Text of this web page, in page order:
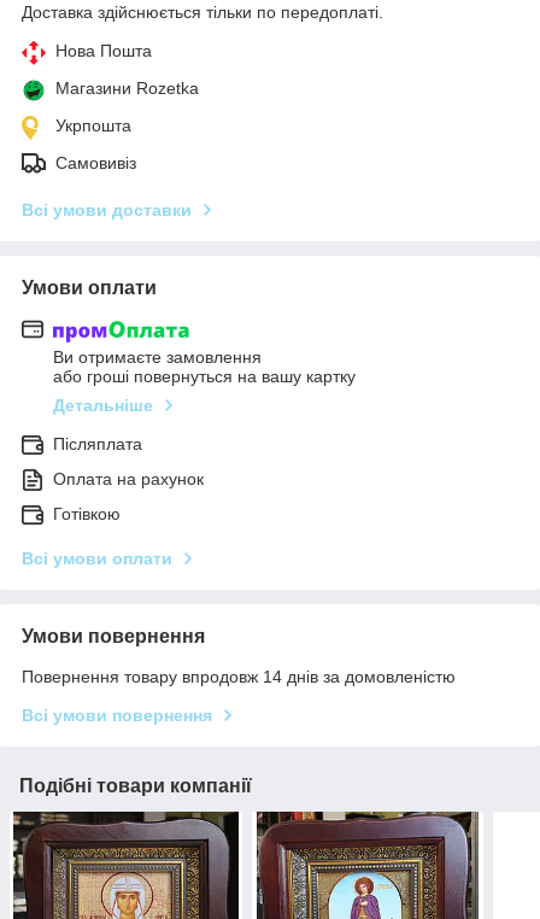
Доставка здійснюється тільки по передоплаті.
Нова Пошта
Магазини Rozetka
Укрпошта
Самовивіз
Всі умови доставки
Умови оплати
Ви отримаєте замовлення
або гроші повернуться на вашу картку
Детальніше
Післяплата
Оплата на рахунок
Готівкою
Всі умови оплати
Умови повернення
Повернення товару впродовж 14 днів за домовленістю
Всі умови повернення
Подібні товари компанії